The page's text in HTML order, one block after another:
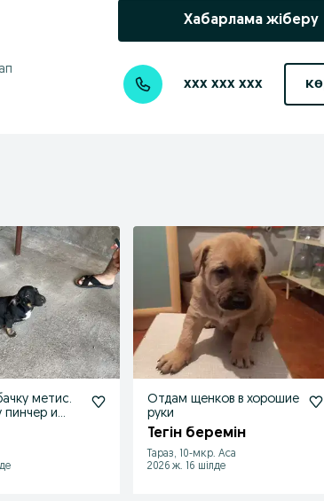
Хабарлама жіберу
xxx xxx xxx
метис.
пинчер и
Отдам щенков в хорошие
руки
Тегін беремін
Тараз, 10-мкр. Аса
2026 ж. 16 шілде